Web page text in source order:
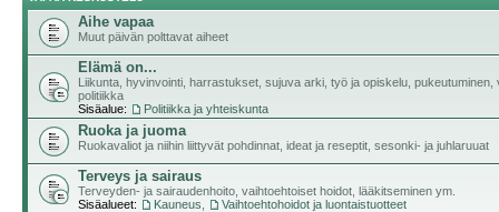
Aihe vapaa
Muut päivän polttavat aiheet
Elämä on...
Liikunta, hyvinvointi, harrastukset, sujuva arki, työ ja opiskelu, pukeutuminen,
politiikka
Sisäalue:
Politiikka ja yhteiskunta
Ruoka ja juoma
Ruokavaliot ja niihin liittyvät pohdinnat, ideat ja reseptit, sesonki- ja juhlaruuat
Terveys ja sairaus
Terveyden- ja sairaudenhoito, vaihtoehtoiset hoidot, lääkitseminen ym.
Sisäalueet:
Kauneus Vaihtoehtohoidot ja luontaistuotteet